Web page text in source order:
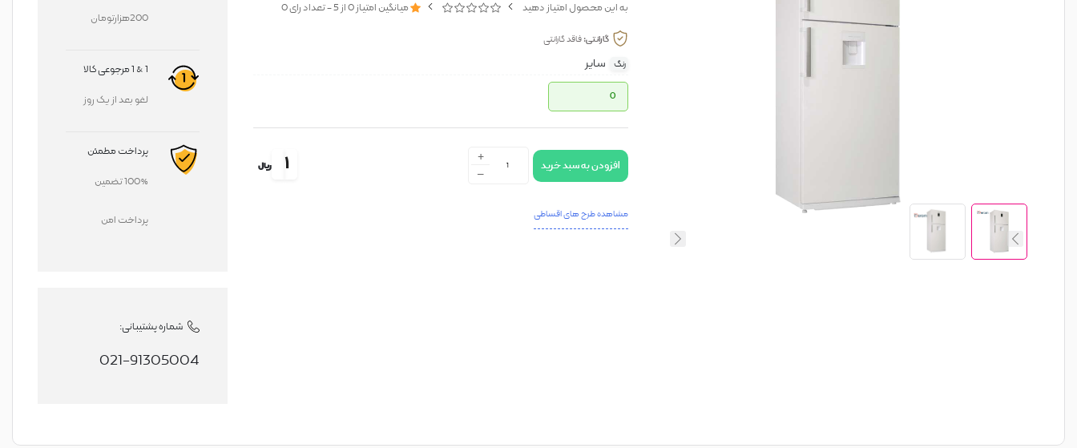
به این محصول امتیاز دهید میانگین امتیاز0از5- تعداد رای0
گارانتی:فاقد گارانتی
رنگ
سایر
0
+
- افزودن به سبد خرید 1 ریال
مشاهده طرح های اقساطی
200هزارتومان
1 & 1 مرجوعی کالا
لغو بعد از یک روز
پرداخت مطمئن
100% تضمین
پرداخت امن
شماره پشتیبانی:
021-91305004